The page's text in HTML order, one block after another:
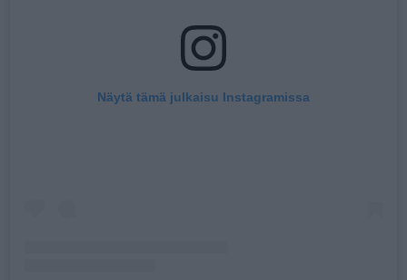
Näytä tämä julkaisu Instagramissa